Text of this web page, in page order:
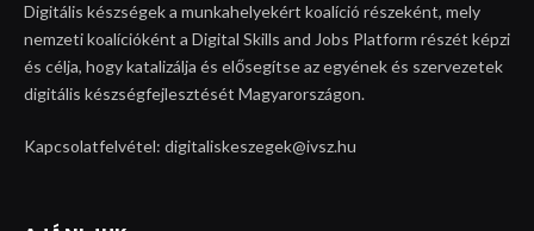
Digitális készségek a munkahelyekért koalíció részeként, mely
nemzeti koalícióként a Digital Skills and Jobs Platform részét képzi
és célja, hogy katalizálja és elősegítse az egyének és szervezetek
digitális készségfejlesztését Magyarországon.
Kapcsolatfelvétel: digitaliskeszegek@ivsz.hu